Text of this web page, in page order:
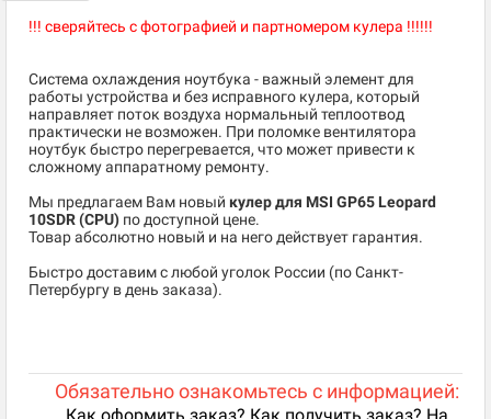
!!! сверяйтесь с фотографией и партномером кулера !!!!!!
Система охлаждения ноутбука - важный элемент для
работы устройства и без исправного кулера, который
направляет поток воздуха нормальный теплоотвод
практически не возможен. При поломке вентилятора
ноутбук быстро перегревается, что может привести к
сложному аппаратному ремонту.
Мы предлагаем Вам новый кулер для MSI GP65 Leopard
10SDR (CPU) по доступной цене.
Товар абсолютно новый и на него действует гарантия.
Быстро доставим с любой уголок России (по Санкт-
Петербургу в день заказа).
Обязательно ознакомьтесь с информацией: